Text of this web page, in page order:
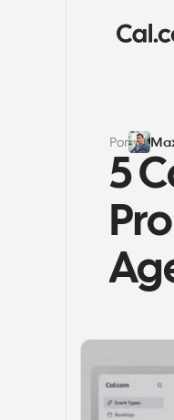
Por
5